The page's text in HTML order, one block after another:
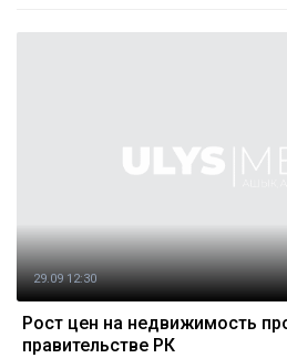
29.09 12:30
Рост цен на недвижимость
правительстве РК